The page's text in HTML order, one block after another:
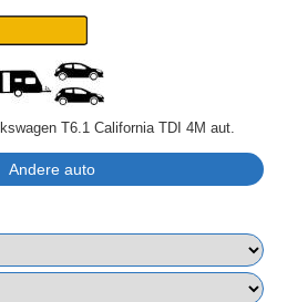
T6.1 California TDI 4M aut.